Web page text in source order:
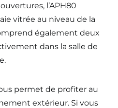
l’APH80
vitrée au niveau de la
également deux
dans la salle de
permet de profiter au
extérieur. Si vous